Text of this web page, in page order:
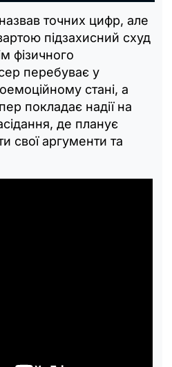
точних цифр, але
підзахисний схуд
фізичного
перебуває у
стані, а
покладає надії на
де планує
свої аргументи та